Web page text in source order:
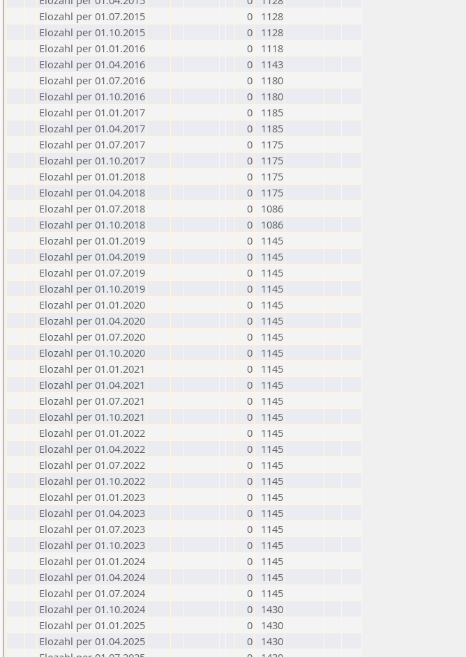
Elozahl per 01.07.2015
0
1128
Elozahl per 01.10.2015
0
1128
Elozahl per 01.01.2016
0
1118
Elozahl per 01.04.2016
0
1143
Elozahl per 01.07.2016
0
1180
Elozahl per 01.10.2016
0
1180
Elozahl per 01.01.2017
0
1185
Elozahl per 01.04.2017
0
1185
Elozahl per 01.07.2017
0
1175
Elozahl per 01.10.2017
0
1175
Elozahl per 01.01.2018
0
1175
Elozahl per 01.04.2018
0
1175
Elozahl per 01.07.2018
0
1086
Elozahl per 01.10.2018
0
1086
Elozahl per 01.01.2019
0
1145
Elozahl per 01.04.2019
0
1145
Elozahl per 01.07.2019
0
1145
Elozahl per 01.10.2019
0
1145
Elozahl per 01.01.2020
0
1145
Elozahl per 01.04.2020
0
1145
Elozahl per 01.07.2020
0
1145
Elozahl per 01.10.2020
0
1145
Elozahl per 01.01.2021
0
1145
Elozahl per 01.04.2021
0
1145
Elozahl per 01.07.2021
0
1145
Elozahl per 01.10.2021
0
1145
Elozahl per 01.01.2022
0
1145
Elozahl per 01.04.2022
0
1145
Elozahl per 01.07.2022
0
1145
Elozahl per 01.10.2022
0
1145
Elozahl per 01.01.2023
0
1145
Elozahl per 01.04.2023
0
1145
Elozahl per 01.07.2023
0
1145
Elozahl per 01.10.2023
0
1145
Elozahl per 01.01.2024
0
1145
Elozahl per 01.04.2024
0
1145
Elozahl per 01.07.2024
0
1145
Elozahl per 01.10.2024
0
1430
Elozahl per 01.01.2025
0
1430
Elozahl per 01.04.2025
0
1430